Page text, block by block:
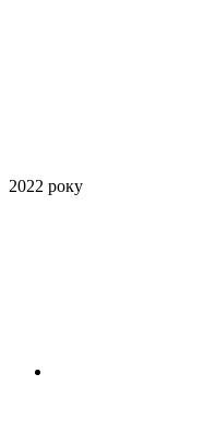
2022 року